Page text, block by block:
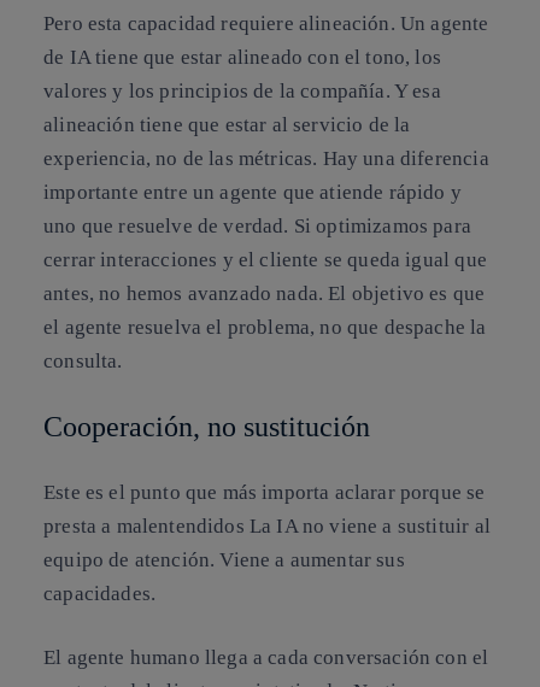
Pero esta capacidad requiere alineación. Un agente
de IA tiene que estar alineado con el tono, los
valores y los principios de la compañía. Y esa
alineación tiene que estar al servicio de la
experiencia, no de las métricas. Hay una diferencia
importante entre un agente que atiende rápido y
uno que resuelve de verdad. Si optimizamos para
cerrar interacciones y el cliente se queda igual que
antes, no hemos avanzado nada. El objetivo es que
el agente resuelva el problema, no que despache la
consulta.
Cooperación, no sustitución
Este es el punto que más importa aclarar porque se
presta a malentendidos La IA no viene a sustituir al
equipo de atención. Viene a aumentar sus
capacidades.
El agente humano llega a cada conversación con el